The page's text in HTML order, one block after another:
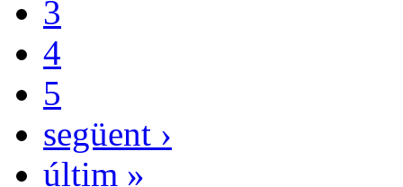
3
4
5
següent ›
últim »